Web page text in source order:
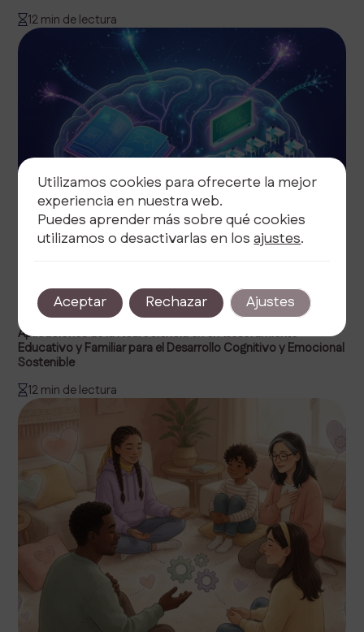
12 min de lectura
Autor Tags junio 5, 2026
Aplicaciones de la Neurociencia en el Asesoramiento
Educativo y Familiar para el Desarrollo Cognitivo y Emocional
Sostenible
12 min de lectura
Utilizamos cookies para ofrecerte la mejor
experiencia en nuestra web.
Puedes aprender más sobre qué cookies
utilizamos o desactivarlas en losajustes.
Aceptar Rechazar Ajustes